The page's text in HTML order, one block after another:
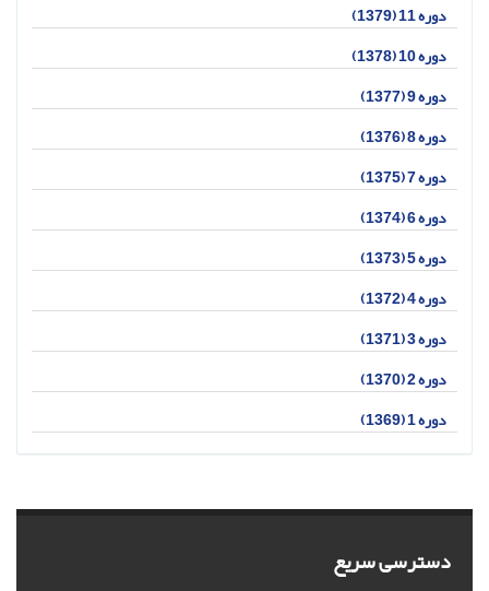
دوره 11 (1379)
دوره 10 (1378)
دوره 9 (1377)
دوره 8 (1376)
دوره 7 (1375)
دوره 6 (1374)
دوره 5 (1373)
دوره 4 (1372)
دوره 3 (1371)
دوره 2 (1370)
دوره 1 (1369)
دسترسی سریع